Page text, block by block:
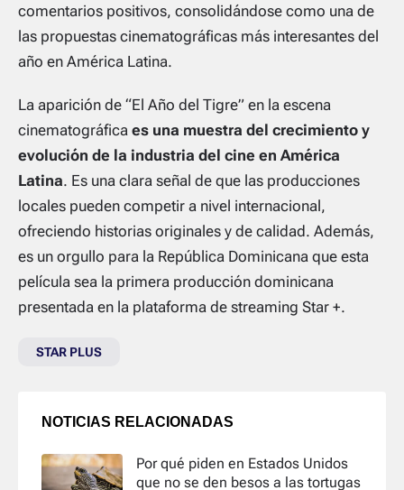
comentarios positivos, consolidándose como una de
las propuestas cinematográficas más interesantes del
año en América Latina.
La aparición de “El Año del Tigre” en la escena
cinematográfica es una muestra del crecimiento y
evolución de la industria del cine en América
Latina. Es una clara señal de que las producciones
locales pueden competir a nivel internacional,
ofreciendo historias originales y de calidad. Además,
es un orgullo para la República Dominicana que esta
película sea la primera producción dominicana
presentada en la plataforma de streaming Star +.
STAR PLUS
NOTICIAS RELACIONADAS
Por qué piden en Estados Unidos
que no se den besos a las tortugas